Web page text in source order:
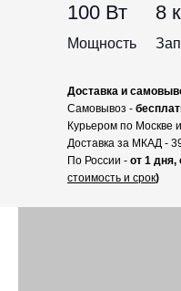
Мощность
100 Вт 8
Доставка и
Самовывоз -
Курьером по Москве
Доставка за МКАД -
По России - от 1 дня,
стоимость и срок)